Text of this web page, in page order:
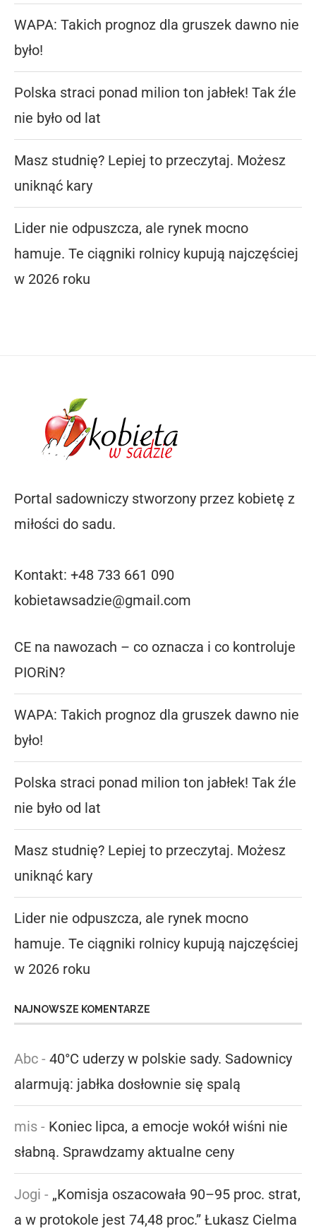
WAPA: Takich prognoz dla gruszek dawno nie
było!
Polska straci ponad milion ton jabłek! Tak źle
nie było od lat
Masz studnię? Lepiej to przeczytaj. Możesz
uniknąć kary
Lider nie odpuszcza, ale rynek mocno
hamuje. Te ciągniki rolnicy kupują najczęściej
w 2026 roku
Portal sadowniczy stworzony przez kobietę z
miłości do sadu.
Kontakt: +48 733 661 090
kobietawsadzie@gmail.com
CE na nawozach – co oznacza i co kontroluje
PIORiN?
WAPA: Takich prognoz dla gruszek dawno nie
było!
Polska straci ponad milion ton jabłek! Tak źle
nie było od lat
Masz studnię? Lepiej to przeczytaj. Możesz
uniknąć kary
Lider nie odpuszcza, ale rynek mocno
hamuje. Te ciągniki rolnicy kupują najczęściej
w 2026 roku
NAJNOWSZE KOMENTARZE
Abc - 40°C uderzy w polskie sady. Sadownicy
alarmują: jabłka dosłownie się spalą
mis - Koniec lipca, a emocje wokół wiśni nie
słabną. Sprawdzamy aktualne ceny
Jogi - „Komisja oszacowała 90–95 proc. strat,
a w protokole jest 74,48 proc.” Łukasz Cielma